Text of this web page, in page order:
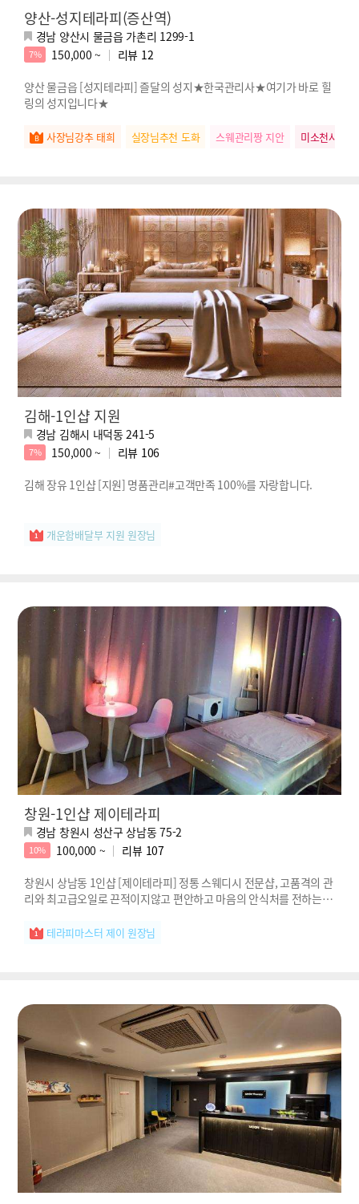
양산-성지테라피(증산역)
경남 양산시 물금읍 가촌리 1299-1
7% 150,000 ~ 리뷰 12
양산 물금읍 [성지테라피] 즐달의 성지★한국관리사★여기가 바로 힐
링의 성지입니다★
사장님강추 태희 실장님추천 도화 스웨관리짱 지안 미소천사 유리
김해-1인샵 지원
경남 김해시 내덕동 241-5
7% 150,000 ~ 리뷰 106
김해 장유 1인샵 [지원] 명품관리#고객만족 100%를 자랑합니다.
개운함배달부 지원 원장님
창원-1인샵 제이테라피
경남 창원시 성산구 상남동 75-2
10% 100,000 ~ 리뷰 107
창원시 상남동 1인샵 [제이테라피] 정통 스웨디시 전문샵, 고품격의 관
리와 최고급오일로 끈적이지않고 편안하고 마음의 안식처를 전하는 제
테라피마스터 제이 원장님